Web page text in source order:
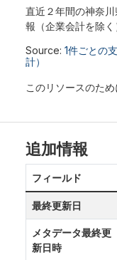
直近２年間の神奈
報（企業会計を除く
Source: 1件ごとの
計）
このリソースのた
追加情報
フィールド
最終更新日
メタデータ最終更
新日時